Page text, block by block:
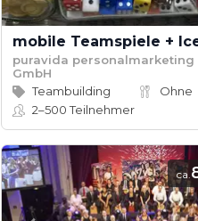
puravida personalmarketing
GmbH
Teambuilding
Ohne
2–500Teilnehmer
ca.